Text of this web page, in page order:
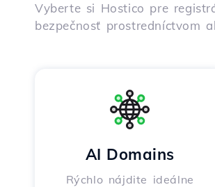
Vyberte si Hostico pre
bezpečnosť prostredníctvom
AI Domains
Rýchlo nájdite ideálne